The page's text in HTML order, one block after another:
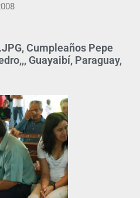
Cumpleaños Pepe
Guayaibí, Paraguay,